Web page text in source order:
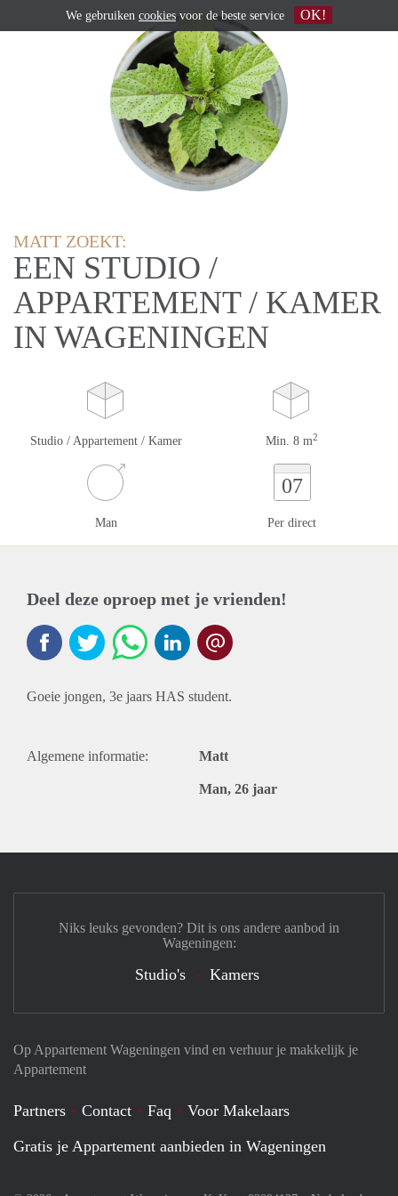
MATT ZOEKT:
EEN STUDIO /
APPARTEMENT / KAMER
IN WAGENINGEN
Studio / Appartement / Kamer Min. 8 m2
Man
07
Per direct
Deel deze oproep met je vrienden!
Goeie jongen, 3e jaars HAS student.
Algemene informatie: Matt
Man, 26 jaar
Op Appartement Wageningen vind en verhuur je makkelijk je
Appartement
Partners Contact Faq
Voor Makelaars
Gratis je Appartement aanbieden in Wageningen
Niks leuks gevonden? Dit is ons andere aanbod in
Wageningen:
Studio's Kamers
We gebruiken cookiesvoor de beste service OK!